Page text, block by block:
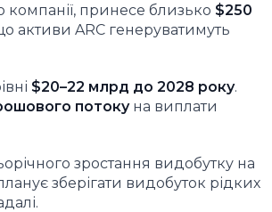
компанії, принесе близько $250
активи ARC генеруватимуть
$20–22 млрд до 2028 року.
потокуна виплати
зростання видобутку на
зберігати видобуток рідких